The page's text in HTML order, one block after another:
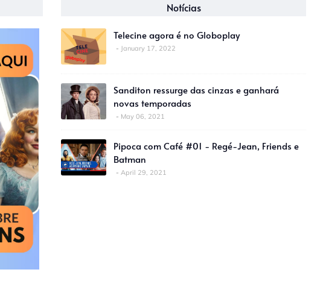
Notícias
Telecine agora é no Globoplay
January 17, 2022
Sanditon ressurge das cinzas e ganhará
novas temporadas
May 06, 2021
Pipoca com Café #01 - Regé-Jean, Friends e
Batman
April 29, 2021